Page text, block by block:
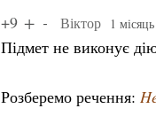
+9 Віктор 1
Підмет не виконує
Розберемо речення: